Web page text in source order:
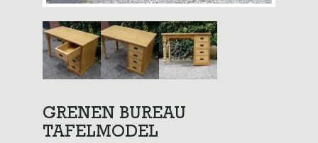
GRENEN BUREAU
TAFELMODEL